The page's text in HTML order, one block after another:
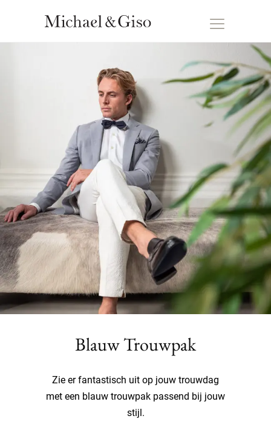
Blauw Trouwpak
Zie er fantastisch uit op jouw trouwdag
met een blauw trouwpak passend bij jouw
stijl.